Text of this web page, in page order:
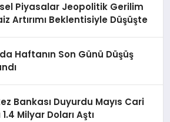
Piyasalar Jeopolitik Gerilim
Artırımı Beklentisiyle Düşüşte
Haftanın Son Günü Düşüş
Bankası Duyurdu Mayıs Cari
1.4 Milyar Doları Aştı